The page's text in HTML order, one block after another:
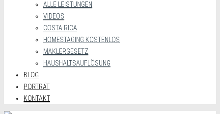
ALLE LEISTUNGEN
VIDEOS
COSTA RICA
HOMESTAGING KOSTENLOS
MAKLERGESETZ
HAUSHALTSAUFLÖSUNG
BLOG
PORTRÄT
KONTAKT